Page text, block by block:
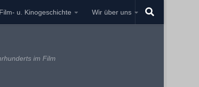
u. Kinogeschichte Wir über uns
im Film